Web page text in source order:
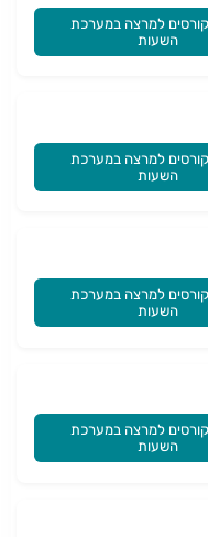
למרצה במערכת
השעות
למרצה במערכת
השעות
למרצה במערכת
השעות
למרצה במערכת
השעות